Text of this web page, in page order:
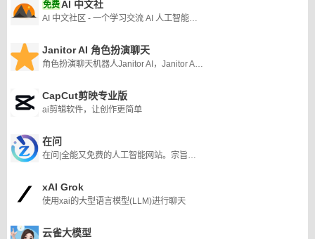
免费AI 中文社
AI 中文社区 - 一个学习交流 AI 人工智能技术的中文社区
Janitor AI 角色扮演聊天
角色扮演聊天机器人Janitor AI，Janitor AI 被证明是各行业用户的多功能且不可或缺的平台。
CapCut剪映专业版
ai剪辑软件，让创作更简单
在问
在问|全能又免费的人工智能网站。宗旨：让知识无界,智能触手可及
xAI Grok
使用xai的大型语言模型(LLM)进行聊天
云雀大模型